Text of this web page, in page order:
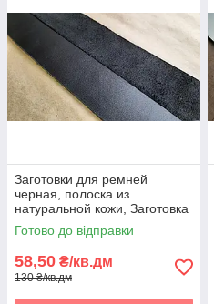
Заготовки для ремней
черная, полоска из
натуральной кожи, Заготовка
для ременя чорна, полоски зі
шкіри
Готово до відправки
58,50 ₴/кв.дм
130 ₴/кв.дм